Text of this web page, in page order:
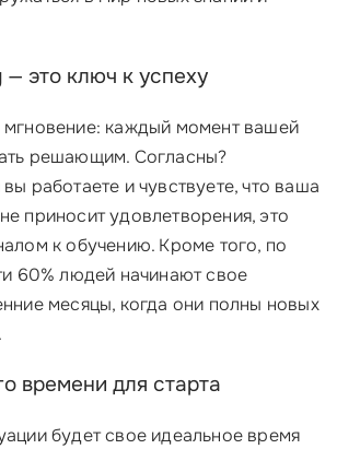
это ключ к успеху
мгновение: каждый момент вашей
решающим. Согласны?
работаете и чувствуете, что ваша
приносит удовлетворения, это
к обучению. Кроме того, по
60% людей начинают свое
месяцы, когда они полны новых
времени для старта
будет свое идеальное время